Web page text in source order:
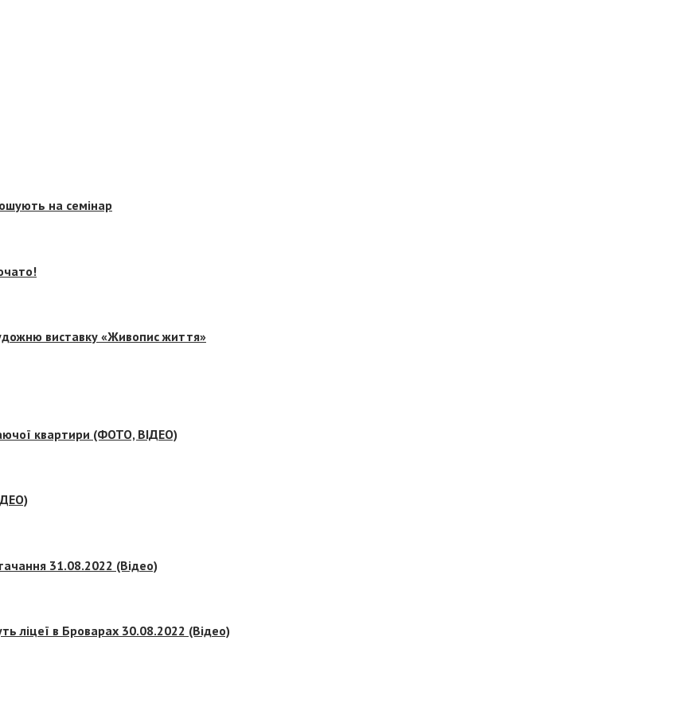
на семінар
виставку «Живопис життя»
квартири (ФОТО, ВІДЕО)
31.08.2022 (Відео)
ліцеї в Броварах 30.08.2022 (Відео)